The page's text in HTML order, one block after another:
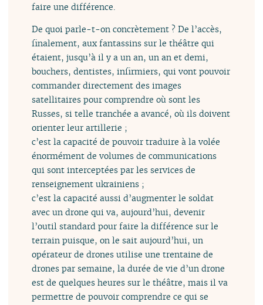
faire une différence.
De quoi parle-t-on concrètement ? De l’accès,
finalement, aux fantassins sur le théâtre qui
étaient, jusqu’à il y a un an, un an et demi,
bouchers, dentistes, infirmiers, qui vont pouvoir
commander directement des images
satellitaires pour comprendre où sont les
Russes, si telle tranchée a avancé, où ils doivent
orienter leur artillerie ;
c’est la capacité de pouvoir traduire à la volée
énormément de volumes de communications
qui sont interceptées par les services de
renseignement ukrainiens ;
c’est la capacité aussi d’augmenter le soldat
avec un drone qui va, aujourd’hui, devenir
l’outil standard pour faire la différence sur le
terrain puisque, on le sait aujourd’hui, un
opérateur de drones utilise une trentaine de
drones par semaine, la durée de vie d’un drone
est de quelques heures sur le théâtre, mais il va
permettre de pouvoir comprendre ce qui se